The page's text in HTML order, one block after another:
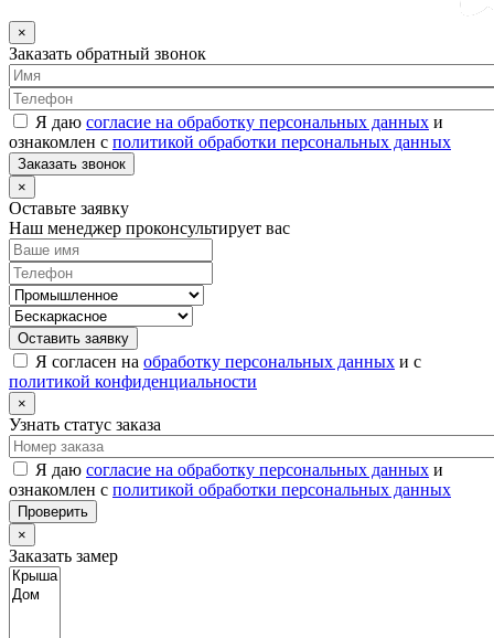
×
Заказать обратный звонок
Я даю согласие на обработку персональных данных и
ознакомлен с политикой обработки персональных данных
Заказать звонок
×
Оставьте заявку
Наш менеджер проконсультирует вас
Оставить заявку
Я согласен на обработку персональных данных и с
политикой конфиденциальности
×
Узнать статус заказа
Я даю согласие на обработку персональных данных и
ознакомлен с политикой обработки персональных данных
Проверить
×
Заказать замер